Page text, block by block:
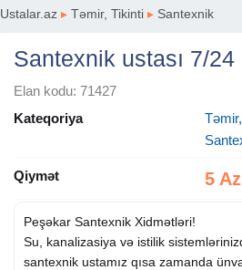
Ustalar.az ▸ Təmir, Tikinti ▸ Santexnik
Santexnik ustası 7/
Elan kodu: 71427
Kateqoriya
Qiymət 5
Peşəkar Santexnik Xidmətləri!
Su, kanalizasiya və istilik
santexnik ustamız qısa zamanda